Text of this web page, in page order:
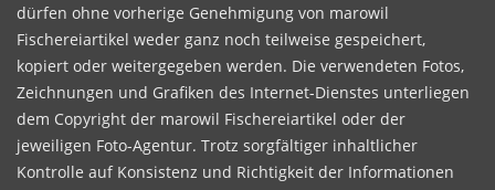
dürfen ohne vorherige Genehmigung von marowil
Fischereiartikel weder ganz noch teilweise gespeichert,
kopiert oder weitergegeben werden. Die verwendeten Fotos,
Zeichnungen und Grafiken des Internet-Dienstes unterliegen
dem Copyright der marowil Fischereiartikel oder der
jeweiligen Foto-Agentur. Trotz sorgfältiger inhaltlicher
Kontrolle auf Konsistenz und Richtigkeit der Informationen